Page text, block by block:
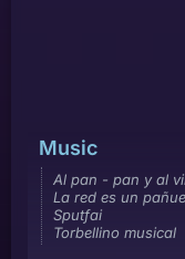
Music
Al pan - pan y al
La red es un
Sputfai
Torbellino musical